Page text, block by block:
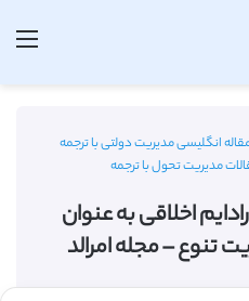
انگلیسی مدیریت دولتی با ترجمه
مدیریت تحول با ترجمه
اخلاقی به عنوان
تنوع – مجله امرالد